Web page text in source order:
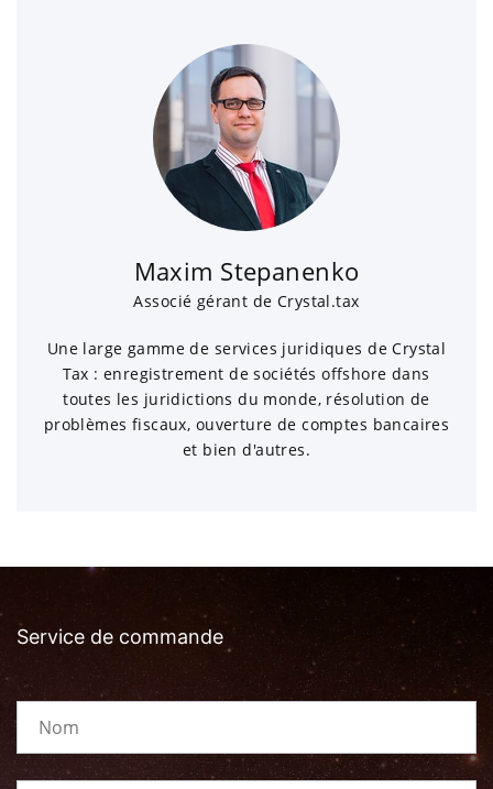
Maxim Stepanenko
Associé gérant de Crystal.tax
Une large gamme de services juridiques de Crystal
Tax : enregistrement de sociétés offshore dans
toutes les juridictions du monde, résolution de
problèmes fiscaux, ouverture de comptes bancaires
et bien d'autres.
Service de commande